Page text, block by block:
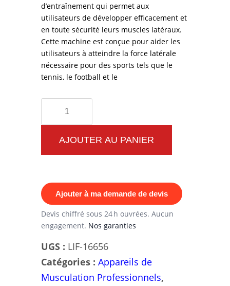
d’entraînement qui permet aux
utilisateurs de développer efficacement et
en toute sécurité leurs muscles latéraux.
Cette machine est conçue pour aider les
utilisateurs à atteindre la force latérale
nécessaire pour des sports tels que le
tennis, le football et le
quantité
de
Elévations
Latérales
Line
AJOUTER AU PANIER
Ajouter à ma demande de devis
Devis chiffré sous 24 h ouvrées. Aucun
engagement. Nos garanties
UGS : LIF-16656
Catégories : Appareils de
Musculation Professionnels,